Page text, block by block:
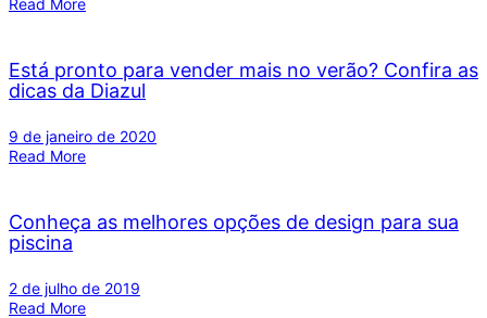
Read More
Está pronto para vender mais no verão? Confira as
dicas da Diazul
9 de janeiro de 2020
Read More
Conheça as melhores opções de design para sua
piscina
2 de julho de 2019
Read More